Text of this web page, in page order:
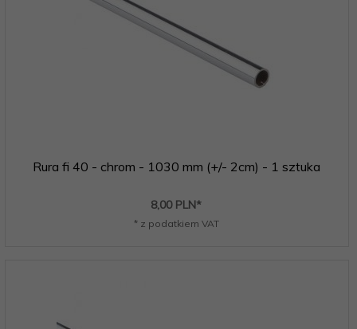
Rura fi 40 - chrom - 1030 mm (+/- 2cm) - 1 sztuka
8,00 PLN*
* z podatkiem VAT